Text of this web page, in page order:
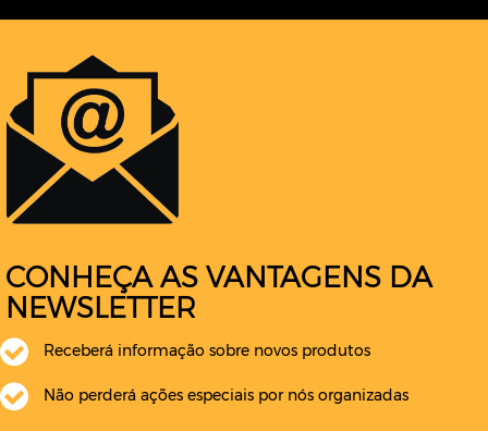
CONHEÇA AS VANTAGENS DA
NEWSLETTER
Receberá informação sobre novos produtos
Não perderá ações especiais por nós organizadas